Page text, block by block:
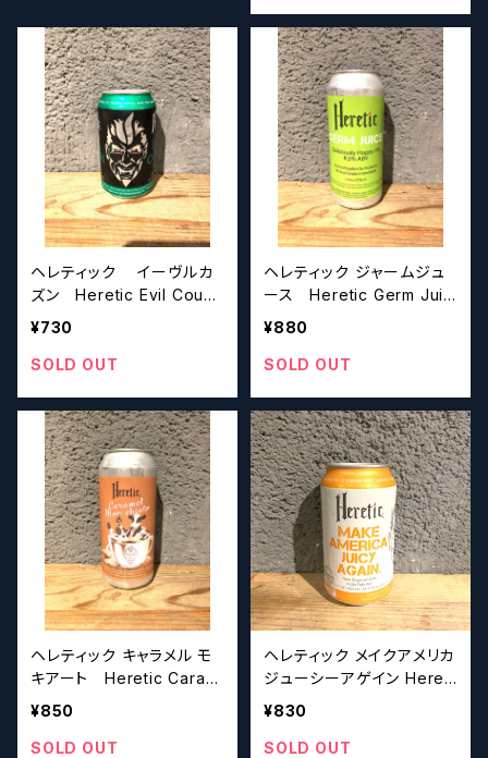
ヘレティック イーヴルカ
ズン Heretic Evil Cousi
n【クラフトビールシザーズ】
¥730
SOLD OUT
ヘレティック ジャームジュ
ース Heretic Germ Juic
e DIPA【クラフトビールシザ
¥880
SOLD OUT
ヘレティック キャラメル モ
キアート Heretic Caram
el Moo’chiato【クラフトビ
¥850
SOLD OUT
ヘレティック メイクアメリカ
ジューシーアゲイン Hereti
c Make America Juicy A
ズ】
¥830
SOLD OUT